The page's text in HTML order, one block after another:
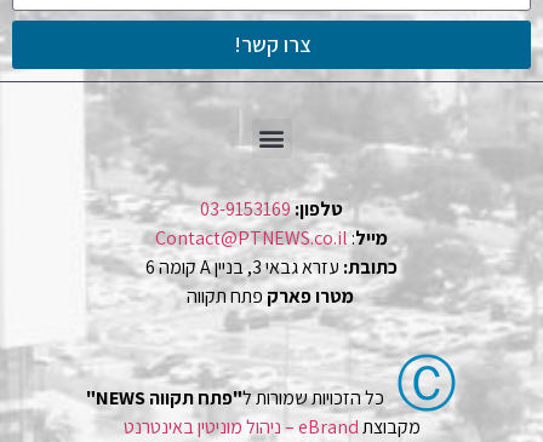
צרו קשר!
טלפון:03-9153169
מייל:
Contact@PTNEWS.co.il
כתובת: עזרא גבאי 3, בניין A קומה 6
מטרו פארק פתח תקווה
Ⓒ כל הזכויות שמורות ל"פתח תקווה NEWS"
מקבוצתeBrand – ניהול מוניטין באינטרנט